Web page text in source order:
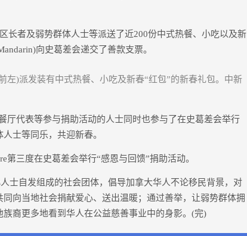
者及弱势群体人士等派送了近200份中式热餐、小吃以及新
向史葛差会递交了善款支票。
左)派发装有中式热餐、小吃及新春“红包”的新春礼包。中新
代表等参与捐助活动的人士同时也参与了在史葛差会举行
士等同乐，共迎新春。
三度在史葛差会举行“感恩与回馈”捐助活动。
自发组成的社会团体，倡导加拿大华人不论移民背景，对
向当地社会捐献爱心、送出温暖；通过善举，让弱势群体拥
裔更多地看到华人在公益慈善事业中的身影。(完)